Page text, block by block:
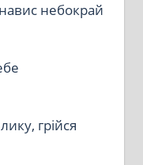
небокрай
грійся